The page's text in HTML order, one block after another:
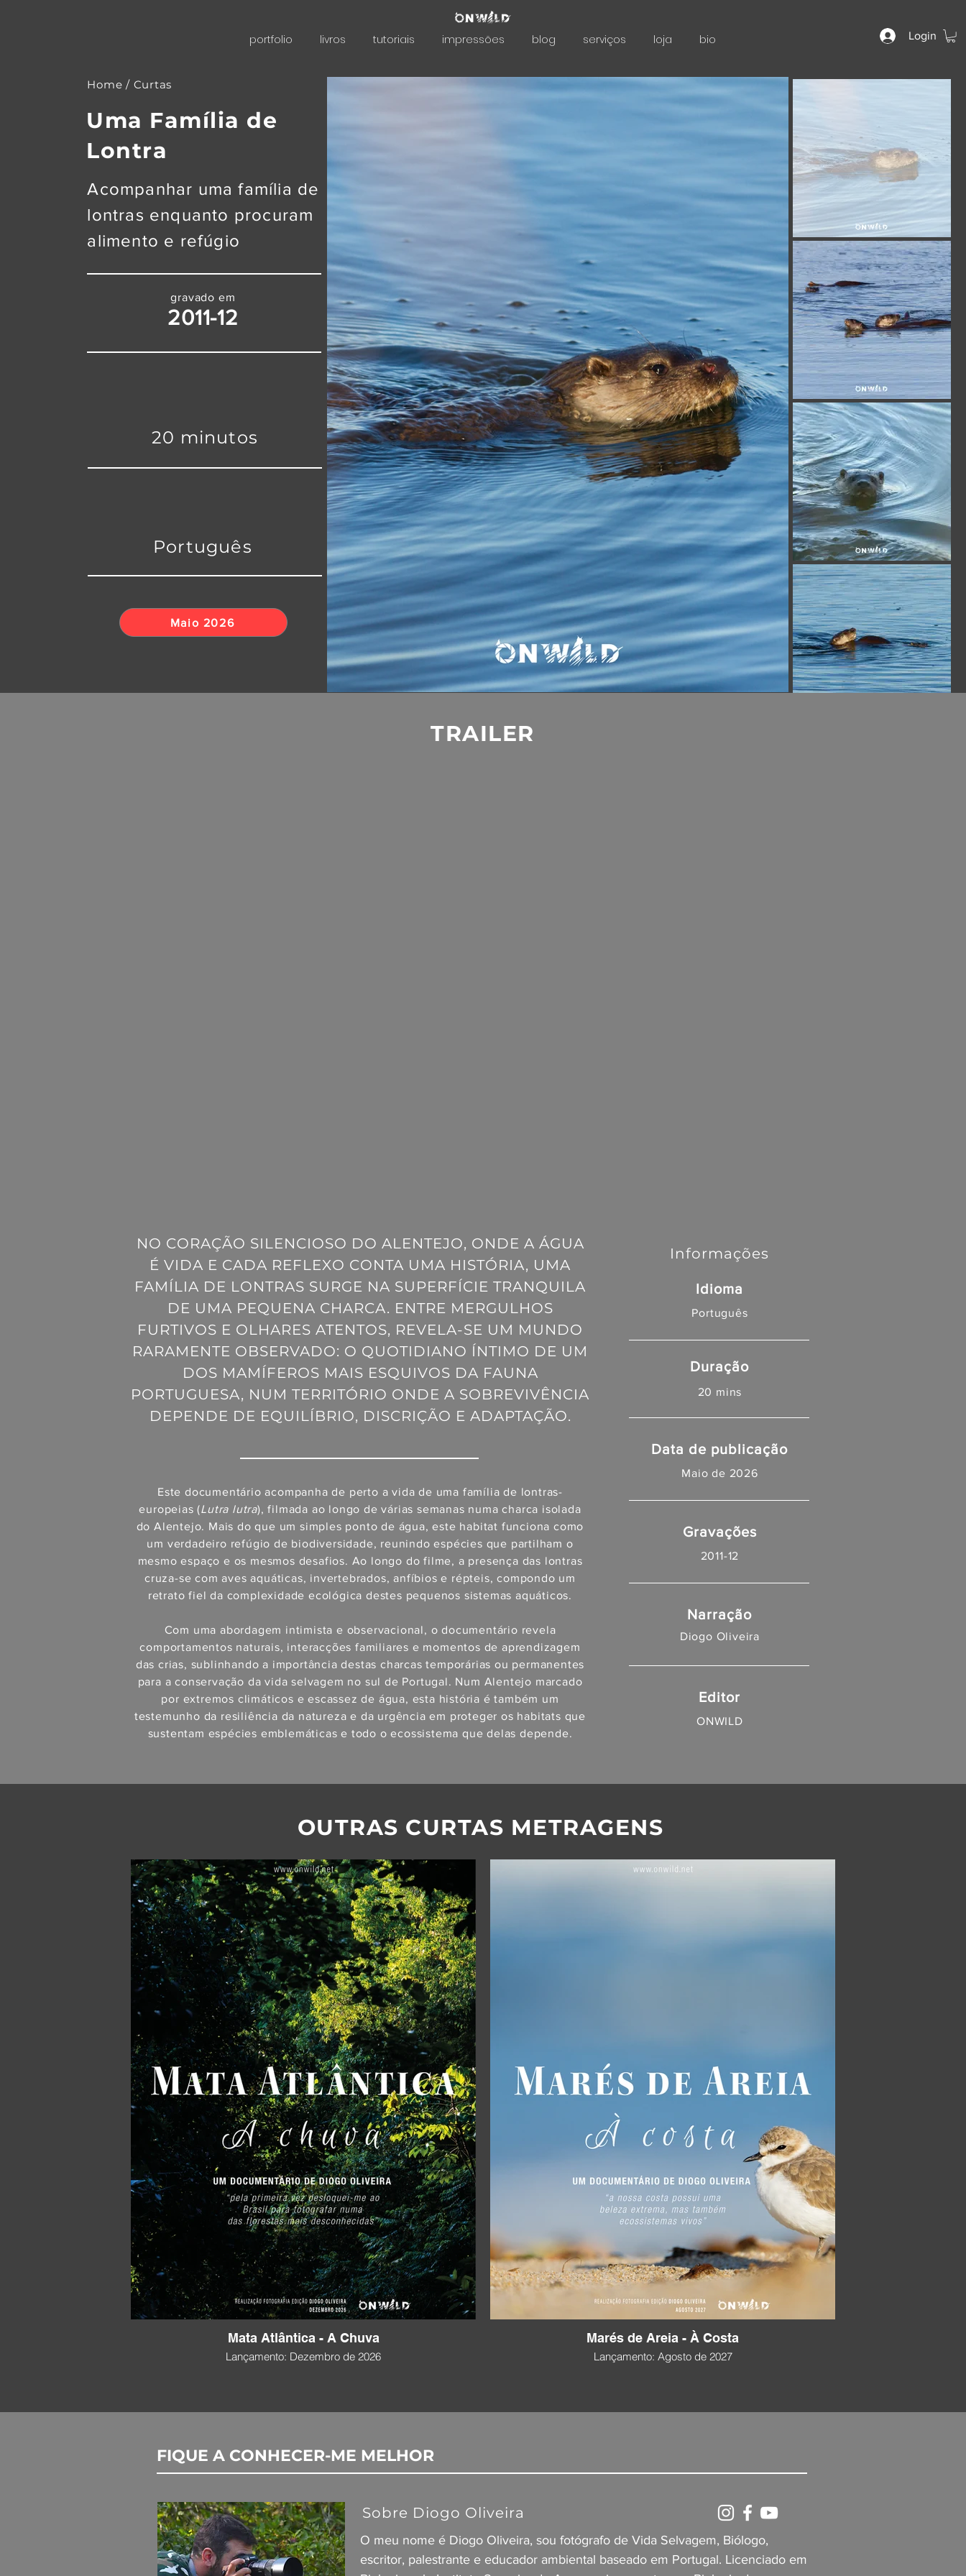
portfolio livros tutoriais impressões blog serviços loja bio Login
Home/ Curtas
Acompanhar uma família de
lontras enquanto procuram
alimento e refúgio
Uma Família de
Lontra
gravado em
2011-12
20 minutos
Português
Maio 2026
TRAILER
NO CORAÇÃO SILENCIOSO DO ALENTEJO, ONDE A ÁGUA
É VIDA E CADA REFLEXO CONTA UMA HISTÓRIA, UMA
FAMÍLIA DE LONTRAS SURGE NA SUPERFÍCIE TRANQUILA
DE UMA PEQUENA CHARCA. ENTRE MERGULHOS
FURTIVOS E OLHARES ATENTOS, REVELA-SE UM MUNDO
RARAMENTE OBSERVADO: O QUOTIDIANO ÍNTIMO DE UM
DOS MAMÍFEROS MAIS ESQUIVOS DA FAUNA
PORTUGUESA, NUM TERRITÓRIO ONDE A SOBREVIVÊNCIA
DEPENDE DE EQUILÍBRIO, DISCRIÇÃO E ADAPTAÇÃO.
Este documentário acompanha de perto a vida de uma família de lontras-
europeias (Lutra lutra), filmada ao longo de várias semanas numa charca isolada
do Alentejo. Mais do que um simples ponto de água, este habitat funciona como
um verdadeiro refúgio de biodiversidade, reunindo espécies que partilham o
mesmo espaço e os mesmos desafios. Ao longo do filme, a presença das lontras
cruza-se com aves aquáticas, invertebrados, anfíbios e répteis, compondo um
retrato fiel da complexidade ecológica destes pequenos sistemas aquáticos.
Com uma abordagem intimista e observacional, o documentário revela
comportamentos naturais, interacções familiares e momentos de aprendizagem
das crias, sublinhando a importância destas charcas temporárias ou permanentes
para a conservação da vida selvagem no sul de Portugal. Num Alentejo marcado
por extremos climáticos e escassez de água, esta história é também um
testemunho da resiliência da natureza e da urgência em proteger os habitats que
sustentam espécies emblemáticas e todo o ecossistema que delas depende.
Informações
ONWILD
Editor
Diogo Oliveira
Narração
2011-12
Gravações
Maio de 2026
Data de publicação
20 mins
Duração
Português
Idioma
OUTRAS CURTAS METRAGENS
Mata Atlântica - A Chuva
Lançamento: Dezembro de 2026
Marés de Areia - À Costa
Lançamento: Agosto de 2027
FIQUE A CONHECER-ME MELHOR
Sobre Diogo Oliveira
O meu nome é Diogo Oliveira, sou fotógrafo de Vida Selvagem, Biólogo,
escritor, palestrante e educador ambiental baseado em Portugal. Licenciado em